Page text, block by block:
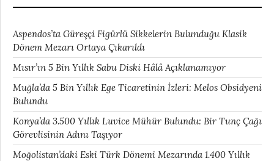
Aspendos’ta Güreşçi Figürlü Sikkelerin Bulunduğu Klasik
Dönem Mezarı Ortaya Çıkarıldı
Mısır’ın 5 Bin Yıllık Sabu Diski Hâlâ Açıklanamıyor
Muğla’da 5 Bin Yıllık Ege Ticaretinin İzleri: Melos Obsidyeni
Bulundu
Konya’da 3.500 Yıllık Luvice Mühür Bulundu: Bir Tunç Çağı
Görevlisinin Adını Taşıyor
Moğolistan’daki Eski Türk Dönemi Mezarında 1.400 Yıllık